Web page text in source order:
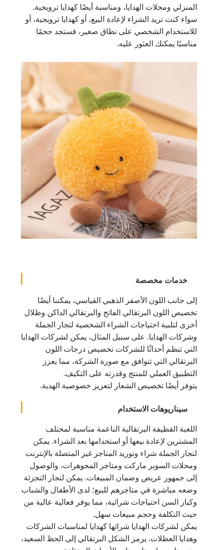
المنزلي ومحلات الهدايا، ومناسبة أيضًا كهدايا ترويجية.
سواء كنت تريد الشراء لإعادة البيع، أو كهدايا ترويجية، أو
للاستخدام الشخصي على نطاق صغير، فستجد حجمًا
مناسبًا يمكنك العثور عليه.
خدمات مخصصة
إلى جانب اللون الأصفر الذهبي القياسي، يمكننا أيضًا
تخصيص اللون البرتقالي الفاتح والبرتقالي الداكن وظلال
أخرى لتلبية احتياجات الشراء الشخصية لتجار الجملة
وشركات الهدايا. على سبيل المثال، يمكن لشركات الهدايا
التي تنظم أحداثًا للشركات تخصيص درجات اللون
البرتقالي التي تتوافق مع صورة الشركة، مما يعزز
التطبيق العملي للمنتج وقدرته على التكيف.
يتوفر أيضًا تخصيص الشعار لتعزيز خصوصية الهدية.
سيناريوهات الاستخدام
اللعبة القطيفة البرتقالية الناعمة مناسبة لمختلف
المشترين لإعادة بيعها أو استخدامها بعد الشراء. يمكن
لتجار الجملة شراء وتوريد المتاجر غير المتصلة بالإنترنت
ومحلات السوبر ماركت ومتاجر المجوهرات، والوصول
إلى جمهور عريض وضمان المبيعات. يمكن لتجار التجزئة
وضعه مباشرة في متاجرهم للبيع؛ لدى الأطفال والشباب
وكبار السن احتياجات شرائية، مما يوفر فعالية عالية من
حيث التكلفة وحجم مبيعات سهل.
يمكن لشركات الهدايا شرائها كهدايا لمناسبات الشركات
وهدايا العطلات. يرمز الشكل البرتقالي إلى الحظ السعيد،